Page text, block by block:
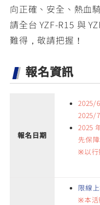
向正確、安全、熱血
請全台 YZF-R15 與
難得，敬請把握！
報名資訊
報名日期
2025/
2025/
2025
先保
※以行
限線
※本活